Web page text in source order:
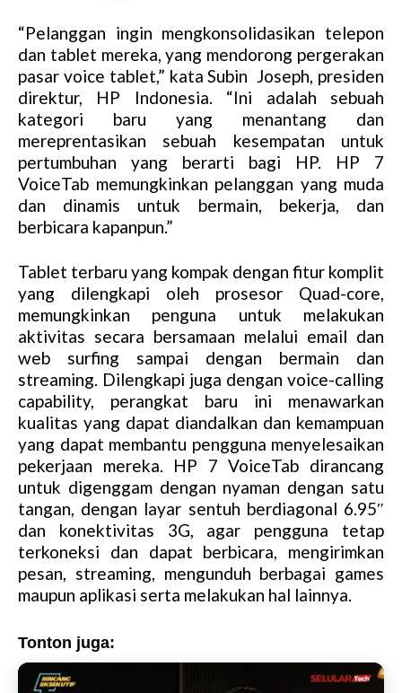
“Pelanggan ingin mengkonsolidasikan telepon
dan tablet mereka, yang mendorong pergerakan
pasar voice tablet,” kata Subin Joseph, presiden
direktur, HP Indonesia. “Ini adalah sebuah
kategori baru yang menantang dan
mereprentasikan sebuah kesempatan untuk
pertumbuhan yang berarti bagi HP. HP 7
VoiceTab memungkinkan pelanggan yang muda
dan dinamis untuk bermain, bekerja, dan
berbicara kapanpun.”
Tablet terbaru yang kompak dengan fitur komplit
yang dilengkapi oleh prosesor Quad-core,
memungkinkan penguna untuk melakukan
aktivitas secara bersamaan melalui email dan
web surfing sampai dengan bermain dan
streaming. Dilengkapi juga dengan voice-calling
capability, perangkat baru ini menawarkan
kualitas yang dapat diandalkan dan kemampuan
yang dapat membantu pengguna menyelesaikan
pekerjaan mereka. HP 7 VoiceTab dirancang
untuk digenggam dengan nyaman dengan satu
tangan, dengan layar sentuh berdiagonal 6.95″
dan konektivitas 3G, agar pengguna tetap
terkoneksi dan dapat berbicara, mengirimkan
pesan, streaming, mengunduh berbagai games
maupun aplikasi serta melakukan hal lainnya.
Tonton juga: